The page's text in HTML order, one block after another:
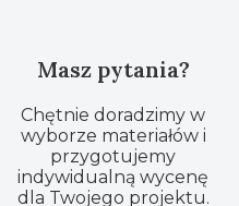
Masz pytania?
Chętnie doradzimy w
wyborze materiałów i
przygotujemy
indywidualną wycenę
dla Twojego projektu.